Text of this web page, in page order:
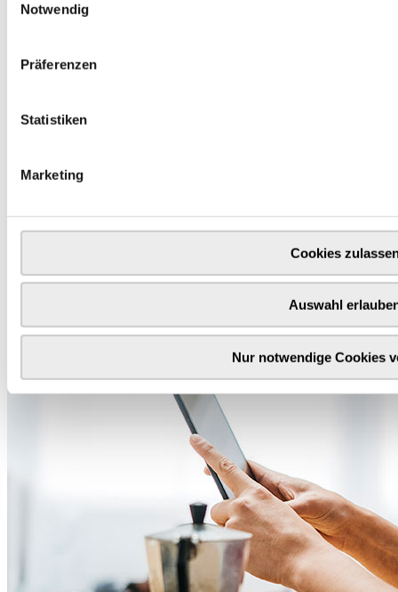
Notwendig
Präferenzen
Statistiken
Marketing
Cookies
Auswahl
Nur notwendige Cookies